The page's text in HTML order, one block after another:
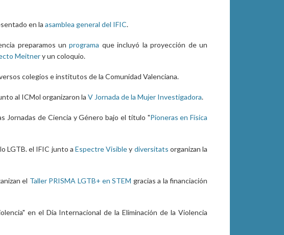
en la asamblea general del IFIC.
preparamos unprograma que incluyó la proyección de un
Meitnery un coloquio.
colegios e institutos de la Comunidad Valenciana.
al ICMol organizaron la V Jornada de la Mujer Investigadora.
Jornadas de Ciencia y Género bajo el título "Pioneras en Física
LGTB. el IFIC junto a Espectre Visibley diversitats organizan la
el Taller PRISMA LGTB+ en STEM gracias a la financiación
en el Día Internacional de la Eliminación de la Violencia